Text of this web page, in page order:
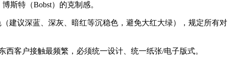
斯特（Bobst）的克制感。
建议深蓝、深灰、暗红等沉稳色，避免大红大绿），规定所有对
西客户接触最频繁，必须统一设计、统一纸张/电子版式。